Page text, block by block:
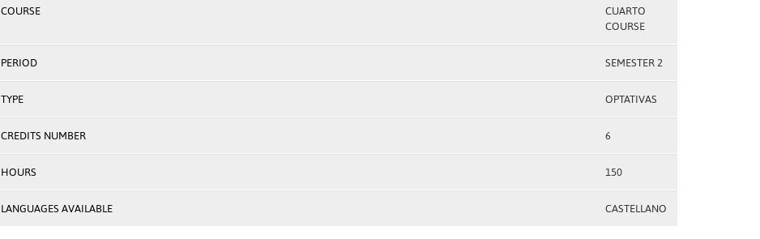
COURSE
CUARTO
COURSE
PERIOD SEMESTER 2
TYPE OPTATIVAS
CREDITS NUMBER 6
HOURS 150
LANGUAGES AVAILABLE CASTELLANO